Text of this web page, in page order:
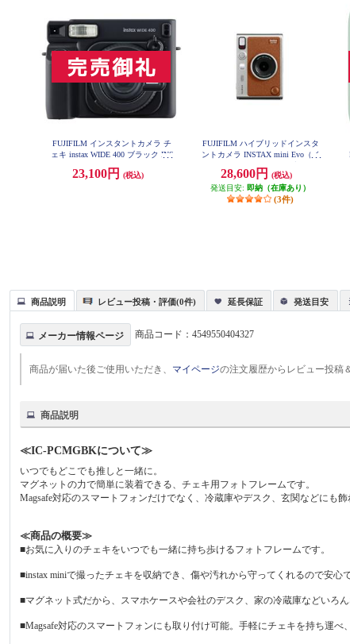
FUJIFILM インスタントカメラ チ
ェキ instax WIDE 400 ブラック INS
23,100円 (税込)
FUJIFILM ハイブリッドインスタ
ントカメラ INSTAX mini Evo（イ
INS-mini-EVO-BR-C
28,600円
(税込)
発送目安: 即納（在庫あり）
(3件)
商品説明 レビュー投稿・評価(0件) 延長保証 発送目安
メーカー情報ページ 商品コード：4549550404327
商品が届いた後ご使用いただき、 マイページの注文履歴からレビュー投稿
商品説明
≪IC-PCMGBKについて≫
いつでもどこでも推しと一緒に。
マグネットの力で簡単に装着できる、チェキ用フォトフレームです。
Magsafe対応のスマートフォンだけでなく、冷蔵庫やデスク、玄関などにも
≪商品の概要≫
■お気に入りのチェキをいつでも一緒に持ち歩けるフォトフレームです。
■instax miniで撮ったチェキを収納でき、傷や汚れから守ってくれるので安心で
■マグネット式だから、スマホケースや会社のデスク、家の冷蔵庫などいろ
■Magsafe対応のスマートフォンにも取り付け可能。手軽にチェキを持ち運べ